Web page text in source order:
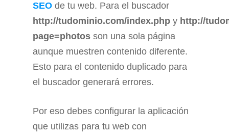
SEO de tu web. Para el buscador
http://tudominio.com/index.php y http://
page=photos son una sola página
aunque muestren contenido diferente.
Esto para el contenido duplicado para
el buscador generará errores.
Por eso debes configurar la aplicación
que utilizas para tu web con